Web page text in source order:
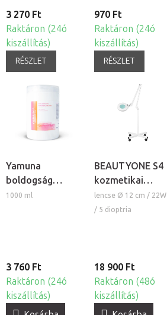
3 270 Ft
Raktáron (24ó
kiszállítás)
RÉSZLET
970 Ft
Raktáron (24ó
kiszállítás)
RÉSZLET
Yamuna
boldogság
masszázskrém
1000 ml
3 760 Ft
Raktáron (24ó
kiszállítás)
BEAUTYONE S4
kozmetikai
lámpa nagyítóval
és állvánnyal
lencse Ø 12 cm / 22W
/ 5 dioptria
18 900 Ft
Raktáron (48ó
kiszállítás)